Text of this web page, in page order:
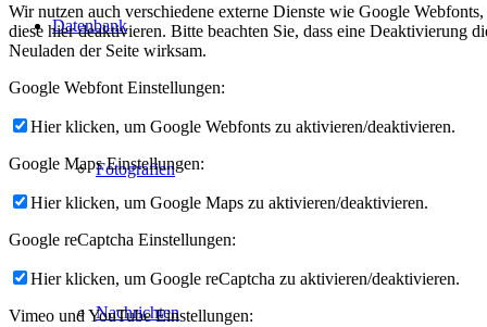
Datenbank
Fotografien
Nachrichten
Wir nutzen auch verschiedene externe Dienste wie Google
diese hier deaktivieren. Bitte beachten Sie, dass eine Deaktivierung
Neuladen der Seite wirksam.
Google Webfont Einstellungen:
Hier klicken, um Google Webfonts zu aktivieren/deaktivieren.
Google Maps Einstellungen:
Hier klicken, um Google Maps zu aktivieren/deaktivieren.
Google reCaptcha Einstellungen:
Hier klicken, um Google reCaptcha zu aktivieren/deaktivieren.
Vimeo und YouTube Einstellungen: